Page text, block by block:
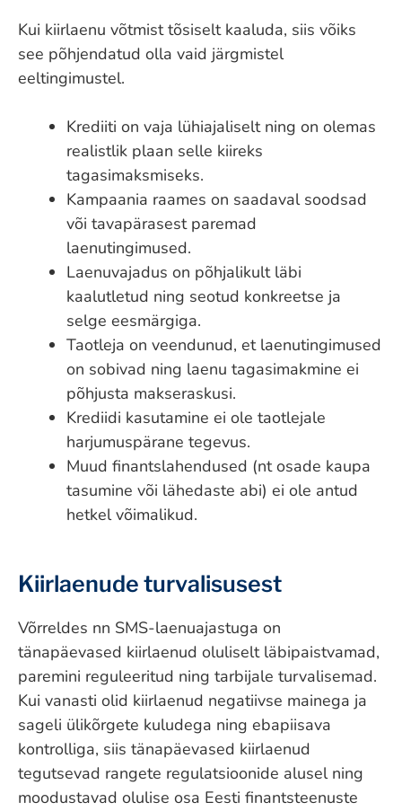
Kui kiirlaenu võtmist tõsiselt kaaluda, siis võiks
see põhjendatud olla vaid järgmistel
eeltingimustel.
Krediiti on vaja lühiajaliselt ning on olemas
realistlik plaan selle kiireks
tagasimaksmiseks.
Kampaania raames on saadaval soodsad
või tavapärasest paremad
laenutingimused.
Laenuvajadus on põhjalikult läbi
kaalutletud ning seotud konkreetse ja
selge eesmärgiga.
Taotleja on veendunud, et laenutingimused
on sobivad ning laenu tagasimakmine ei
põhjusta makseraskusi.
Krediidi kasutamine ei ole taotlejale
harjumuspärane tegevus.
Muud finantslahendused (nt osade kaupa
tasumine või lähedaste abi) ei ole antud
hetkel võimalikud.
Kiirlaenude turvalisusest
Võrreldes nn SMS-laenuajastuga on
tänapäevased kiirlaenud oluliselt läbipaistvamad,
paremini reguleeritud ning tarbijale turvalisemad.
Kui vanasti olid kiirlaenud negatiivse mainega ja
sageli ülikõrgete kuludega ning ebapiisava
kontrolliga, siis tänapäevased kiirlaenud
tegutsevad rangete regulatsioonide alusel ning
moodustavad olulise osa Eesti finantsteenuste